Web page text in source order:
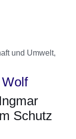
und Umwelt,
Schutz